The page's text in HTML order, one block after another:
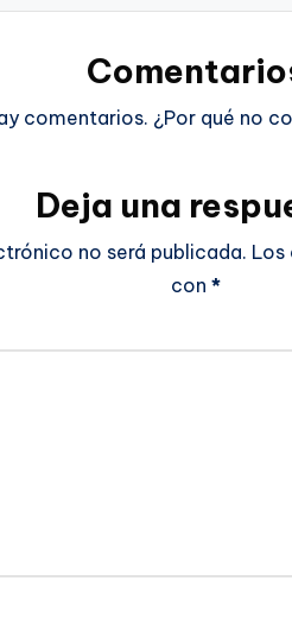
comentarios. ¿Por qué no
Deja una
no será publicada. Los
con*